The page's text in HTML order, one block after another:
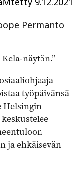
Permanto
näytön.”
työpäivänsä
Helsingin
ja ehkäisevän